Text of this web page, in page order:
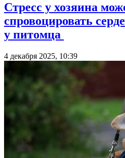
Стресс у хозяина
спровоцировать
у питомца
4 декабря 2025, 10:39